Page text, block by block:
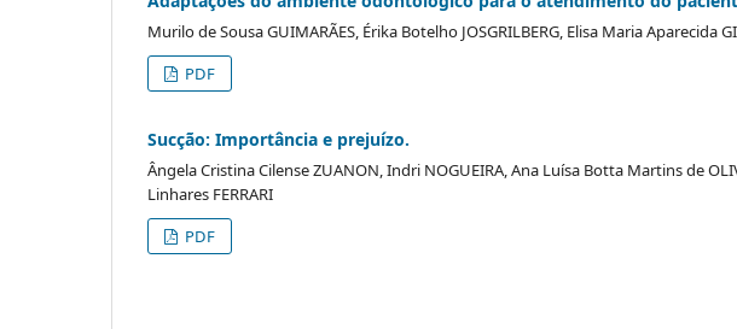
Murilo de Sousa GUIMARÃES, Érika Botelho JOSGRILBERG, Elisa Maria Aparecida
PDF
Sucção: Importância e prejuízo.
Ângela Cristina Cilense ZUANON, Indri NOGUEIRA, Ana Luísa Botta Martins de
Linhares FERRARI
PDF